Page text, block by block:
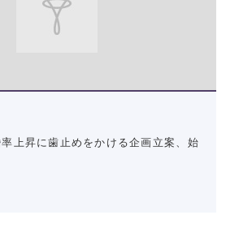
上昇に歯止めをかける企画立案、始